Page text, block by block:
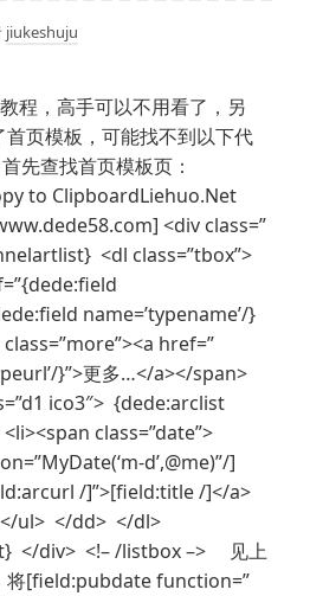
jiukeshuju
程，高手可以不用看了，另
页模板，可能找不到以下代
先查找首页模板页：
to ClipboardLiehuo.Net
<div class=”
<dl class=”tbox”>
name=’typename’/}
href=”
}”>更多…</a></span>
ico3″> {dede:arclist
<li><span class=”date”>
d’,@me)”/]
/]”>[field:title /]</a>
ul> </dd> </dl>
</div> <!– /listbox –> 见上
将[field:pubdate function=”